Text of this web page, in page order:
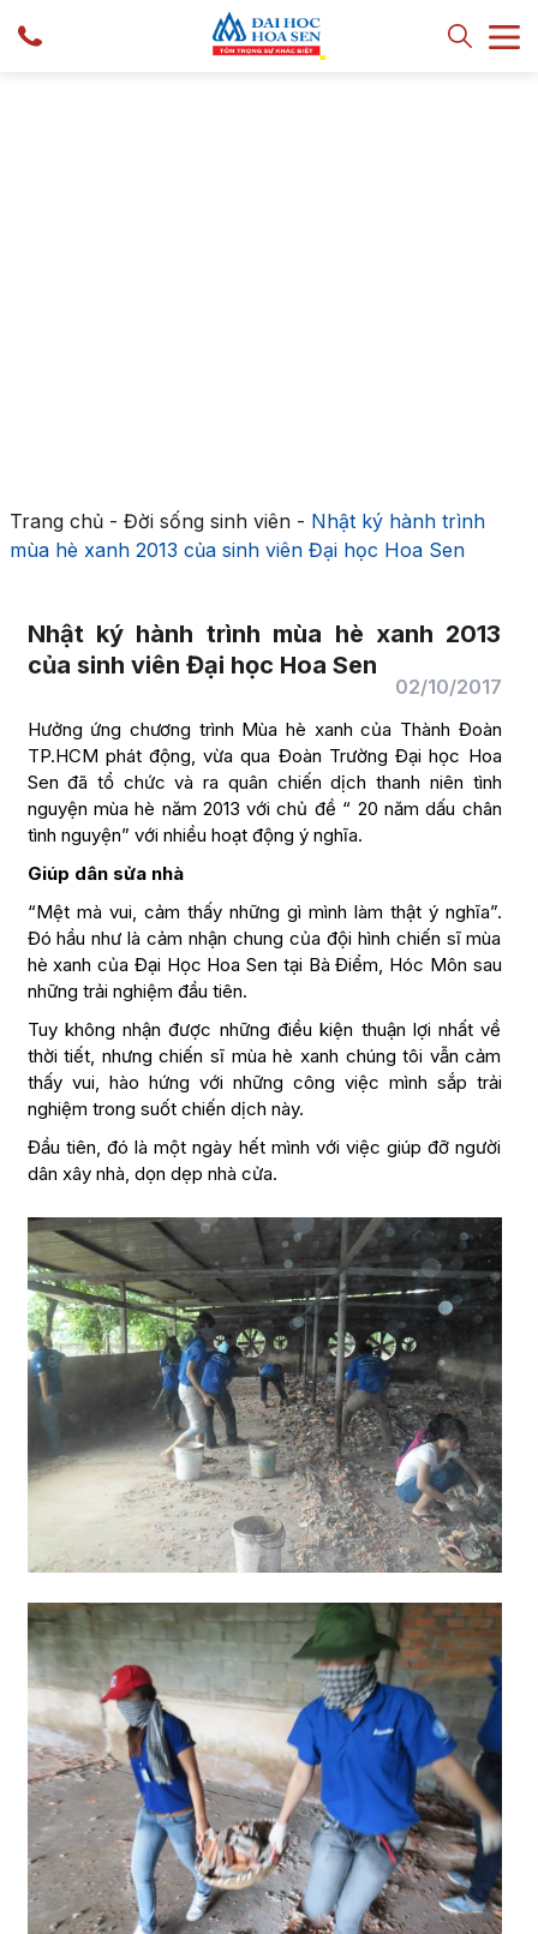
Trang chủ- Đời sống sinh viên- Nhật ký hành trình
mùa hè xanh 2013 của sinh viên Đại học Hoa Sen
Nhật ký hành trình mùa hè xanh 2013
của sinh viên Đại học Hoa Sen
02/10/2017
Hưởng ứng chương trình Mùa hè xanh của Thành Đoàn
TP.HCM phát động, vừa qua Đoàn Trường Đại học Hoa
Sen đã tổ chức và ra quân chiến dịch thanh niên tình
nguyện mùa hè năm 2013 với chủ đề “ 20 năm dấu chân
tình nguyện” với nhiều hoạt động ý nghĩa.
Giúp dân sửa nhà
“Mệt mà vui, cảm thấy những gì mình làm thật ý nghĩa”.
Đó hầu như là cảm nhận chung của đội hình chiến sĩ mùa
hè xanh của Đại Học Hoa Sen tại Bà Điểm, Hóc Môn sau
những trải nghiệm đầu tiên.
Tuy không nhận được những điều kiện thuận lợi nhất về
thời tiết, nhưng chiến sĩ mùa hè xanh chúng tôi vẫn cảm
thấy vui, hào hứng với những công việc mình sắp trải
nghiệm trong suốt chiến dịch này.
Đầu tiên, đó là một ngày hết mình với việc giúp đỡ người
dân xây nhà, dọn dẹp nhà cửa.